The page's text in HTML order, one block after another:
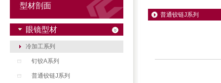
型材剖面
眼镜型材
冷加工系列
钉铰A系列
普通铰链J系列
普通铰链J系列